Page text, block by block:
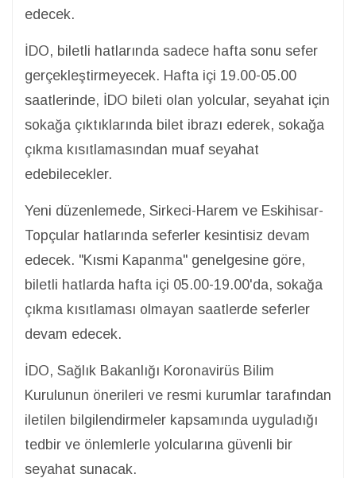
edecek.
İDO, biletli hatlarında sadece hafta sonu sefer
gerçekleştirmeyecek. Hafta içi 19.00-05.00
saatlerinde, İDO bileti olan yolcular, seyahat için
sokağa çıktıklarında bilet ibrazı ederek, sokağa
çıkma kısıtlamasından muaf seyahat
edebilecekler.
Yeni düzenlemede, Sirkeci-Harem ve Eskihisar-
Topçular hatlarında seferler kesintisiz devam
edecek. "Kısmi Kapanma" genelgesine göre,
biletli hatlarda hafta içi 05.00-19.00'da, sokağa
çıkma kısıtlaması olmayan saatlerde seferler
devam edecek.
İDO, Sağlık Bakanlığı Koronavirüs Bilim
Kurulunun önerileri ve resmi kurumlar tarafından
iletilen bilgilendirmeler kapsamında uyguladığı
tedbir ve önlemlerle yolcularına güvenli bir
seyahat sunacak.